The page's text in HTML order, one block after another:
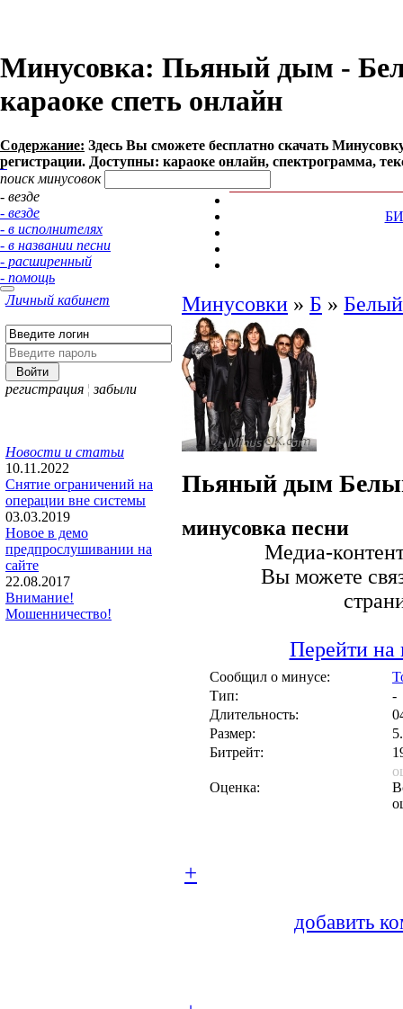
Минусовка: Пьяный дым -
караоке спеть онлайн
Содержание: Здесь Вы сможете бесплатно cкачать
регистрации. Доступны: караоке онлайн, спектрограмма,
поиск минусовок
- везде
- везде
- в исполнителях
- в названии песни
- расширенный
- помощь
Личный кабинет
регистрация ¦ забыли
Новости и статьи
10.11.2022
Снятие ограничений на
операции вне системы
03.03.2019
Новое в демо
предпрослушивании на
сайте
22.08.2017
Внимание!
Мошенничество!
Минусовки » Б »
Пьяный дым
минусовка песни
Медиа-
Вы можете
Перейти на
Сообщил о минусе:
Тип:
-
Длительность:
Размер:
Битрейт:
Оценка:
+
добавить